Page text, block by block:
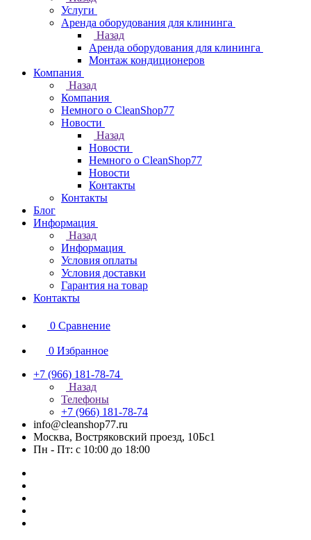
Услуги
Аренда оборудования для клининга
Назад
Аренда оборудования для клининга
Монтаж кондиционеров
Компания
Назад
Компания
Немного о CleanShop77
Новости
Назад
Новости
Немного о CleanShop77
Новости
Контакты
Контакты
Блог
Информация
Назад
Информация
Условия оплаты
Условия доставки
Гарантия на товар
Контакты
0 Сравнение
0 Избранное
+7 (966) 181-78-74
Назад
Телефоны
+7 (966) 181-78-74
info@cleanshop77.ru
Москва, Востряковский проезд, 10Бс1
Пн - Пт: с 10:00 до 18:00